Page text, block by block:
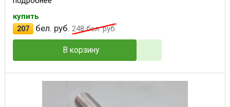
купить
207
бел. руб. 248бел. руб.
В корзину